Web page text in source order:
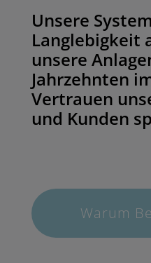
Unsere
Langlebigkeit
unsere
Jahrzehnten
Vertrauen
und Kunden
Warum